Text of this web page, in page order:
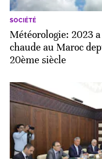
SOCIÉTÉ
Météorologie: 2023
chaude au Maroc
20ème siècle